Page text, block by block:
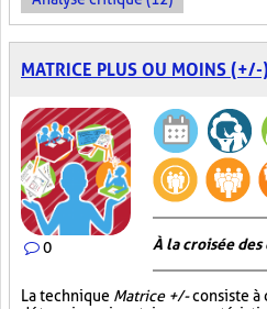
MATRICE PLUS OU MOINS (+/-)
0 À la croisée des
La technique Matrice +/-consiste à